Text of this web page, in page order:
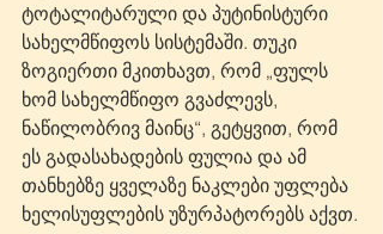
ტოტალიტარული და პუტინისტური
სახელმწიფოს სისტემაში. თუკი
ზოგიერთი მკითხავთ, რომ „ფულს
ხომ სახელმწიფო გვაძლევს,
ნაწილობრივ მაინც“, გეტყვით, რომ
ეს გადასახადების ფულია და ამ
თანხებზე ყველაზე ნაკლები უფლება
ხელისუფლების უზურპატორებს აქვთ.